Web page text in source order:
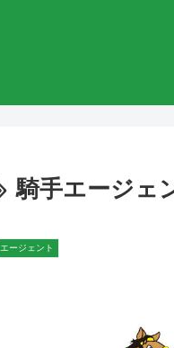
騎手エージェ
エージェント